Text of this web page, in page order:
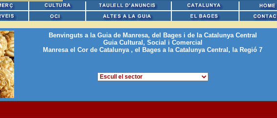
Benvinguts a la Guia de Manresa, del Bages i de la Catalunya Central
Guia Cultural, Social i Comercial
Manresa el Cor de Catalunya , el Bages a la Catalunya Central, la Regió 7